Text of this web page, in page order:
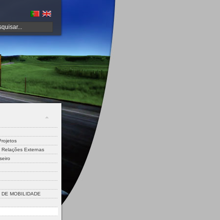
Externas
MOBILIDADE